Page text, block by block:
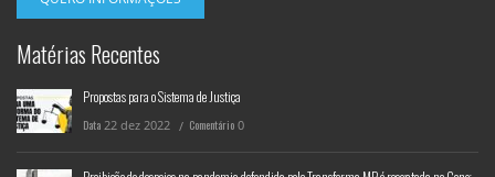
Matérias Recentes
Propostas para o Sistema de Justiça
Data 22 dez 2022 Comentário 0